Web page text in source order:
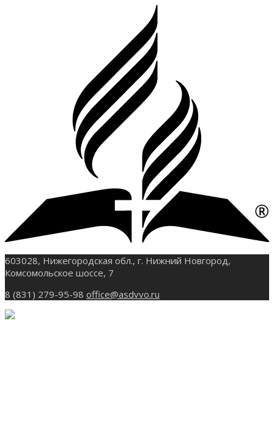
603028, Нижегородская обл., г. Нижний Новгород,
Комсомольское шоссе, 7
8 (831) 279-95-98 office@asdvvo.ru